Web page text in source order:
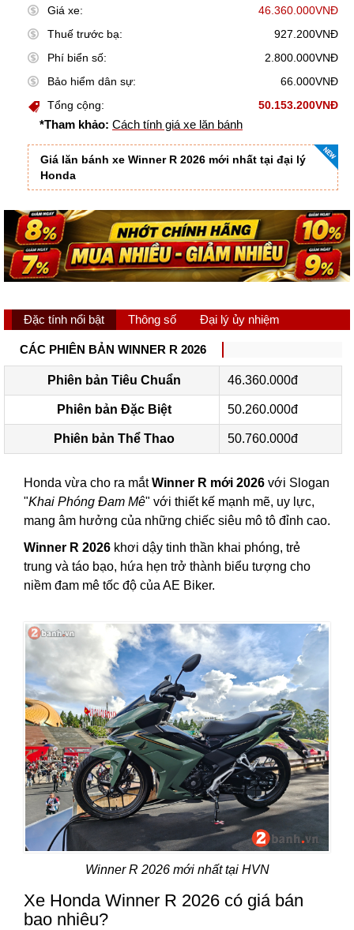
Giá xe:
46.360.000VNĐ
Thuế trước bạ:
927.200VNĐ
Phí biển số:
2.800.000VNĐ
Bảo hiểm dân sự:
66.000VNĐ
Tổng cộng:
50.153.200VNĐ
*Tham khảo: Cách tính giá xe lăn bánh
Giá lăn bánh xe Winner R 2026 mới nhất tại đại lý
Honda
Đặc tính nổi bật Thông số Đại lý ủy nhiệm
CÁC PHIÊN BẢN WINNER R 2026
Phiên bản Tiêu Chuẩn 46.360.000đ
Phiên bản Đặc Biệt 50.260.000đ
Phiên bản Thể Thao 50.760.000đ
Honda vừa cho ra mắtWinner R mới 2026 với Slogan
"Khai Phóng Đam Mê" với thiết kế mạnh mẽ, uy lực,
mang âm hưởng của những chiếc siêu mô tô đỉnh cao.
Winner R 2026 khơi dậy tinh thần khai phóng, trẻ
trung và táo bạo, hứa hẹn trở thành biểu tượng cho
niềm đam mê tốc độ của AE Biker.
Winner R 2026 mới nhất tại HVN
Xe Honda Winner R 2026 có giá bán
bao nhiêu?